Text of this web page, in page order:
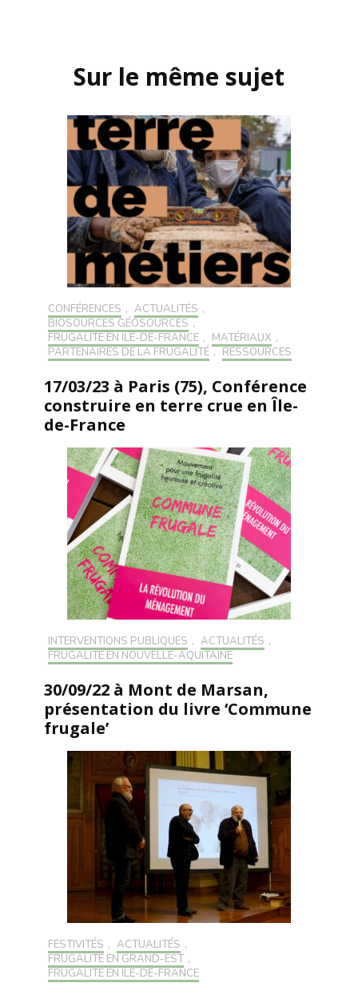
Sur le même sujet
CONFÉRENCES , ACTUALITÉS ,
BIOSOURCÉS GÉOSOURCÉS ,
FRUGALITÉ EN ILE-DE-FRANCE , MATÉRIAUX ,
PARTENAIRES DE LA FRUGALITÉ , RESSOURCES
17/03/23 à Paris (75), Conférence
construire en terre crue en Île-
de-France
INTERVENTIONS PUBLIQUES , ACTUALITÉS ,
FRUGALITÉ EN NOUVELLE-AQUITAINE
30/09/22 à Mont de Marsan,
présentation du livre ‘Commune
frugale’
FESTIVITÉS , ACTUALITÉS ,
FRUGALITÉ EN GRAND-EST ,
FRUGALITÉ EN ILE-DE-FRANCE